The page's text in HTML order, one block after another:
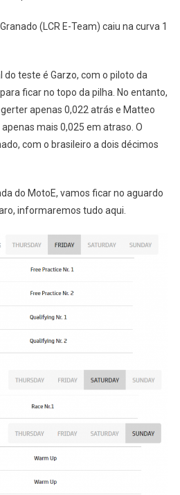
(LCR E-Team) caiu na curva 1
do teste é Garzo, com o piloto da
ficar no topo da pilha. No entanto,
apenas 0,022 atrás e Matteo
mais 0,025 em atraso. O
com o brasileiro a dois décimos
do MotoE, vamos ficar no aguardo
informaremos tudo aqui.